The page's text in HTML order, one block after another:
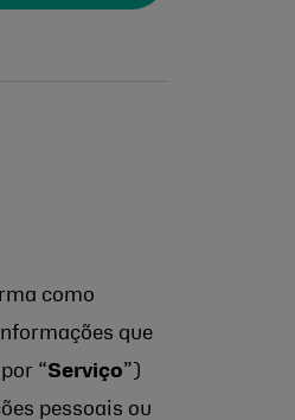
como
que
“Serviço”)
pessoais ou